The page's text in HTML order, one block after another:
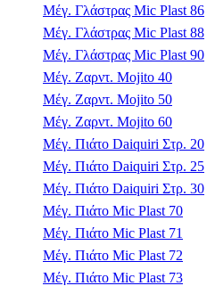
Μέγ. Γλάστρας Mic Plast 86
Μέγ. Γλάστρας Mic Plast 88
Μέγ. Γλάστρας Mic Plast 90
Μέγ. Ζαρντ. Mojito 40
Μέγ. Ζαρντ. Mojito 50
Μέγ. Ζαρντ. Mojito 60
Μέγ. Πιάτο Daiquiri Στρ. 20
Μέγ. Πιάτο Daiquiri Στρ. 25
Μέγ. Πιάτο Daiquiri Στρ. 30
Μέγ. Πιάτο Mic Plast 70
Μέγ. Πιάτο Mic Plast 71
Μέγ. Πιάτο Mic Plast 72
Μέγ. Πιάτο Mic Plast 73